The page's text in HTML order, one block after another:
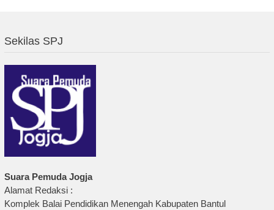
Sekilas SPJ
Suara Pemuda Jogja
Alamat Redaksi :
Komplek Balai Pendidikan Menengah Kabupaten Bantul